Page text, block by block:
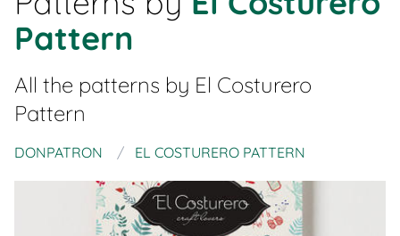
Pattern
All the patterns by El Costurero
Pattern
DONPATRON EL COSTURERO PATTERN